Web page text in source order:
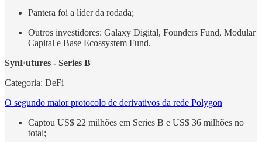
Pantera foi a líder da rodada;
Outros investidores: Galaxy Digital, Founders Fund, Modular
Capital e Base Ecossystem Fund.
SynFutures - Series B
Categoria: DeFi
O segundo maior protocolo de derivativos da rede Polygon
Captou US$ 22 milhões em Series B e US$ 36 milhões no
total;